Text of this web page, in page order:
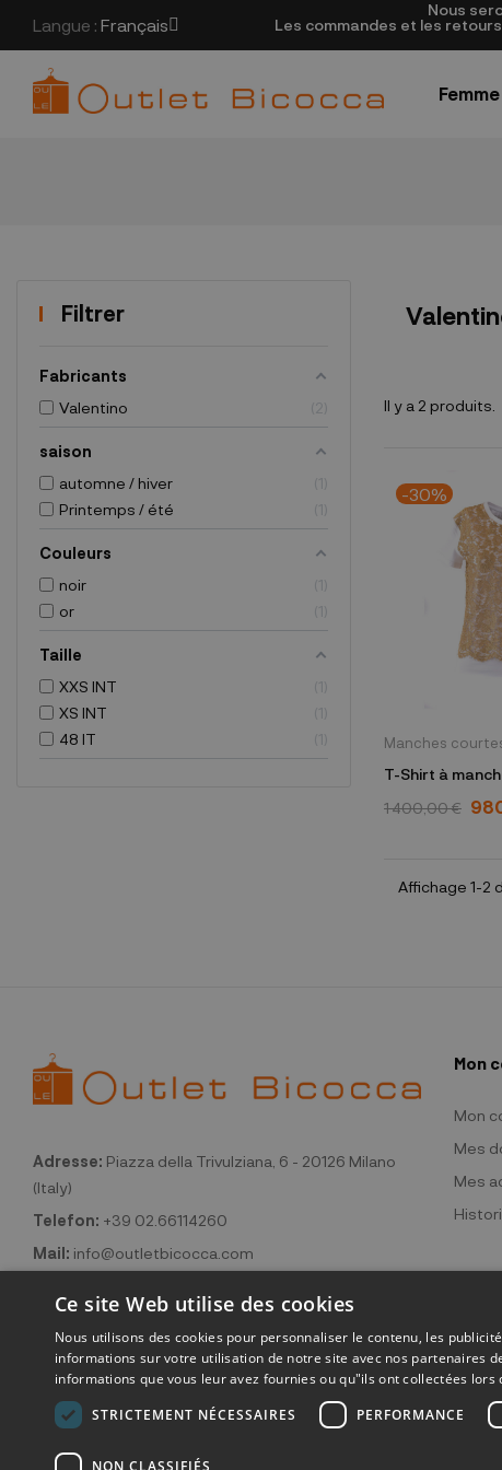
Langue : Français
Nous
Les commandes et les
Femme
Filtrer
Fabricants
Valentino
saison
automne / hiver
1
Printemps / été
1
Couleurs
noir
1
or
1
Taille
XXS INT
1
XS INT
1
48 IT
1
Il y a 2 produits.
-30%
Manches
T-Shirt à
Valentino or
1 400,00 €
Affichage 1-2
Adresse: Piazza della Trivulziana, 6 - 20126 Milano
(Italy)
Telefon: +39 02.66114260
Mail: info@outletbicocca.com
Mon
Mon
Mes
Mes
Ce site Web utilise des cookies
Nous utilisons des cookies pour personnaliser le contenu, les
informations sur votre utilisation de notre site avec nos partenaires
informations que vous leur avez fournies ou qu"ils ont collectées
STRICTEMENT NÉCESSAIRES
PERFORMANCE
NON CLASSIFIÉS